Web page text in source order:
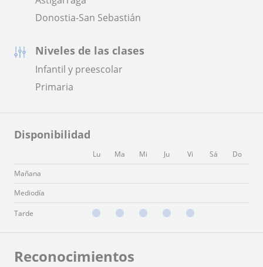
Donostia-San Sebastián
Niveles de las clases
Infantil y preescolar
Primaria
Disponibilidad
Lu Ma Mi Ju Vi Sá
Do
Mañana
Mediodía
Tarde
Reconocimientos